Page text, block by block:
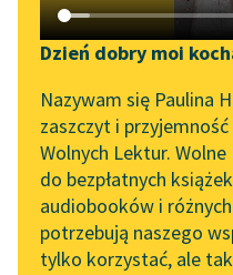
Katalog DAISY
Podkasty o książkach
Aktualności
„Prokurator Alicja Horn”
do słuchania
Byliśmy częścią AI Impact
Lab
Dzień dobry moi
Nazywam się Paulina
zaszczyt i
Wolnych Lektur.
do bezpłatnych
audiobooków i
potrzebują naszego
tylko korzystać, ale